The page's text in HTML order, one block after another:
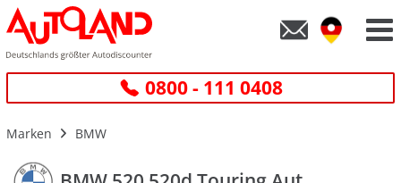
0800 - 111 0408
Marken BMW